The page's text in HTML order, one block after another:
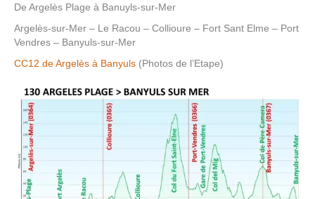
De Argelès Plage à Banuyls-sur-Mer
Argelès-sur-Mer – Le Racou – Collioure – Fort Sant Elme – Port
Vendres – Banyuls-sur-Mer
CC12 de Argelès à Banyuls (Photos de l’Etape)